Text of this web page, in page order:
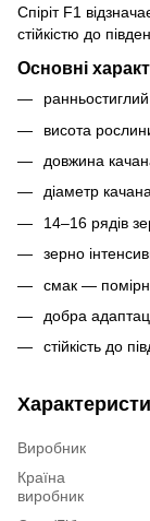
Спіріт F1
стійкістю до
Основні
ранньостиглий
висота
довжина
діаметр
14–16 рядів
зерно
смак —
добра
стійкість до
Виробник
Країна
виробник